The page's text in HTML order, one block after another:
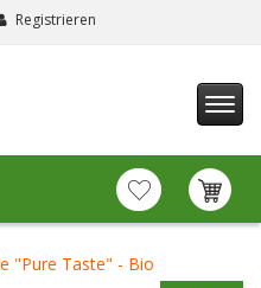
Registrieren
"Pure Taste" - Bio